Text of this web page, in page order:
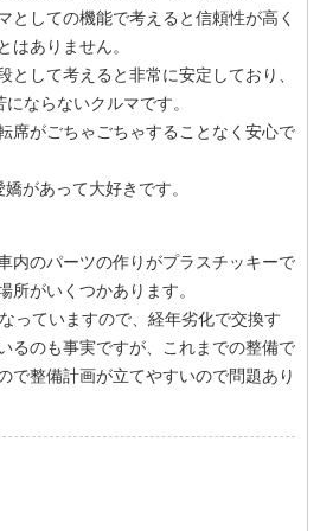
としての機能で考えると信頼性が高く
はありません。
として考えると非常に安定しており、
ならないクルマです。
席がごちゃごちゃすることなく安心で
があって大好きです。
内のパーツの作りがプラスチッキーで
所がいくつかあります。
っていますので、経年劣化で交換す
るのも事実ですが、これまでの整備で
で整備計画が立てやすいので問題あり